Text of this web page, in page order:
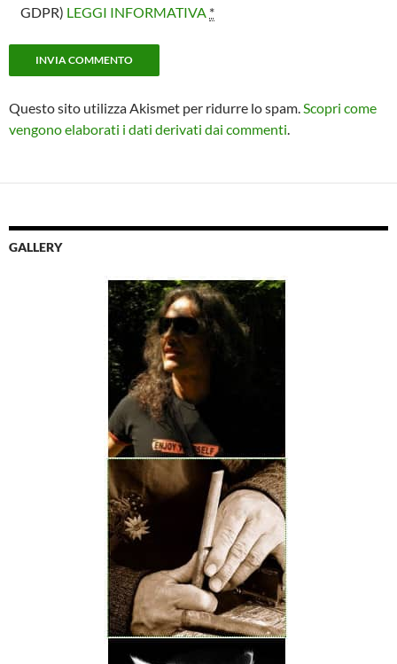
GDPR) LEGGI INFORMATIVA *
Questo sito utilizza Akismet per ridurre lo spam. Scopri come
vengono elaborati i dati derivati dai commenti
GALLERY